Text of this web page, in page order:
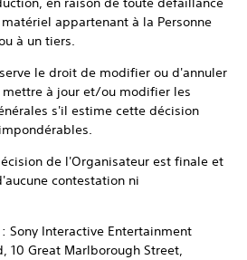
appartenant à la Personne
à un tiers.
le droit de modifier ou d'annuler
à jour et/ou modifier les
s'il estime cette décision
de l'Organisateur est finale et
contestation ni
Sony Interactive Entertainment
10 Great Marlborough Street,